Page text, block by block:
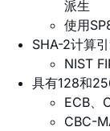
派生
使用
SHA-2计算
NIST
具有128和
ECB、
CBC-